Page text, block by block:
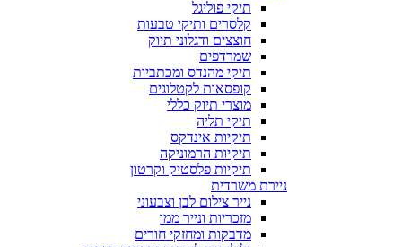
תיקי פוליגל
קלסרים ותיקי טבעות
חוצצים ודגלוני תיוק
שמרדפים
תיקי מהנדס ומכתביות
קופסאות לקטלוגים
מוצרי תיוק כללי
תיקי תליה
תיקיות אינדקס
תיקיות הרמוניקה
תיקיות פלסטיק וקרטון
ניירת משרדית
נייר צילום לבן וצבעוני
מזכריות ונייר ממו
מדבקות ומחזקי חורים